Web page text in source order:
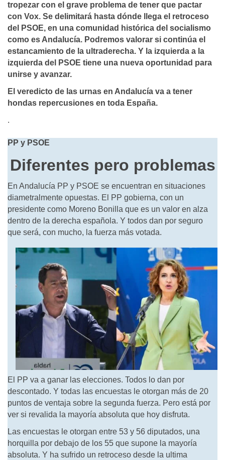
tropezar con el grave problema de tener que pactar
con Vox. Se delimitará hasta dónde llega el retroceso
del PSOE, en una comunidad histórica del socialismo
como es Andalucía. Podremos valorar si continúa el
estancamiento de la ultraderecha. Y la izquierda a la
izquierda del PSOE tiene una nueva oportunidad para
unirse y avanzar.
El veredicto de las urnas en Andalucía va a tener
hondas repercusiones en toda España.
.
PP y PSOE
Diferentes pero problemas
En Andalucía PP y PSOE se encuentran en situaciones
diametralmente opuestas. El PP gobierna, con un
presidente como Moreno Bonilla que es un valor en alza
dentro de la derecha española. Y todos dan por seguro
que será, con mucho, la fuerza más votada.
El PP va a ganar las elecciones. Todos lo dan por
descontado. Y todas las encuestas le otorgan más de 20
puntos de ventaja sobre la segunda fuerza. Pero está por
ver si revalida la mayoría absoluta que hoy disfruta.
Las encuestas le otorgan entre 53 y 56 diputados, una
horquilla por debajo de los 55 que supone la mayoría
absoluta. Y ha sufrido un retroceso desde la ultima